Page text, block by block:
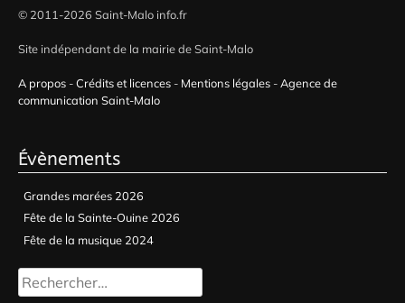
© 2011-2026 Saint-Malo info.fr
Site indépendant de la mairie de Saint-Malo
A propos -Crédits et licences - Mentions légales -Agence de
communication Saint-Malo
Évènements
Grandes marées 2026
Fête de la Sainte-Ouine 2026
Fête de la musique 2024
Rechercher :